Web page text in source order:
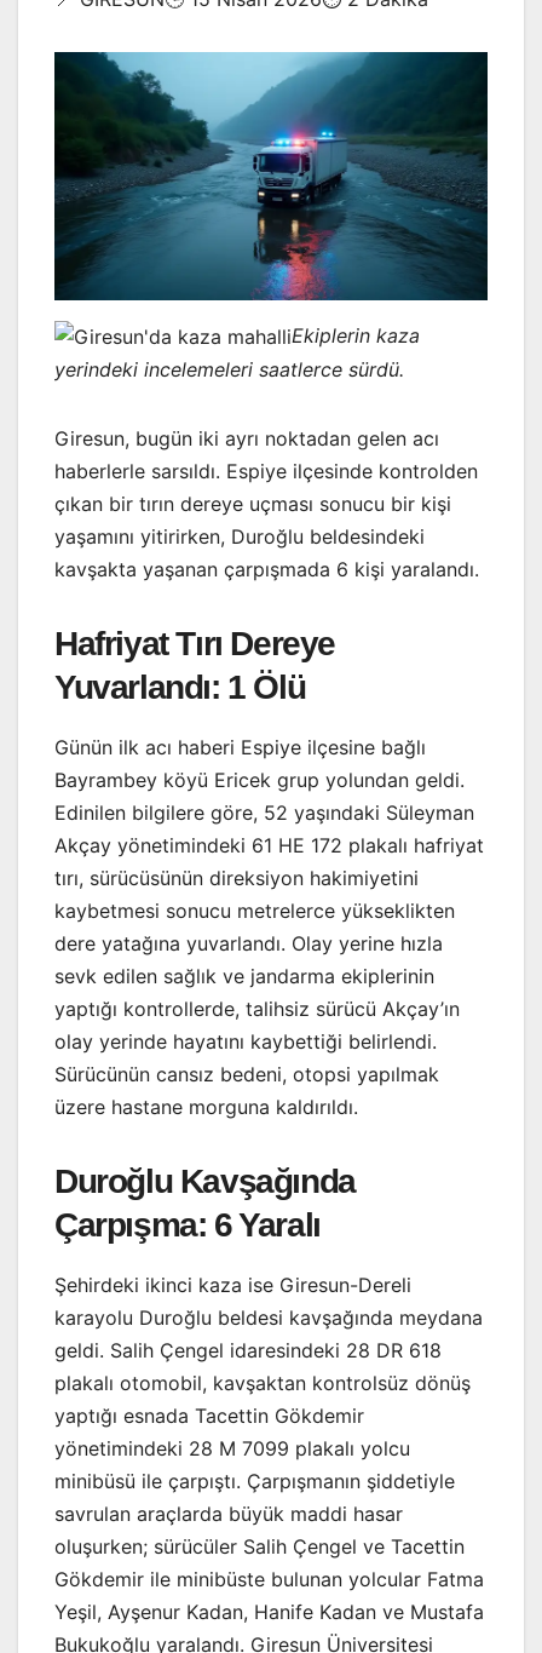
Ekiplerin kaza
yerindeki incelemeleri saatlerce sürdü.
Giresun, bugün iki ayrı noktadan gelen acı
haberlerle sarsıldı. Espiye ilçesinde kontrolden
çıkan bir tırın dereye uçması sonucu bir kişi
yaşamını yitirirken, Duroğlu beldesindeki
kavşakta yaşanan çarpışmada 6 kişi yaralandı.
Hafriyat Tırı Dereye
Yuvarlandı: 1 Ölü
Günün ilk acı haberi Espiye ilçesine bağlı
Bayrambey köyü Ericek grup yolundan geldi.
Edinilen bilgilere göre, 52 yaşındaki Süleyman
Akçay yönetimindeki 61 HE 172 plakalı hafriyat
tırı, sürücüsünün direksiyon hakimiyetini
kaybetmesi sonucu metrelerce yükseklikten
dere yatağına yuvarlandı. Olay yerine hızla
sevk edilen sağlık ve jandarma ekiplerinin
yaptığı kontrollerde, talihsiz sürücü Akçay’ın
olay yerinde hayatını kaybettiği belirlendi.
Sürücünün cansız bedeni, otopsi yapılmak
üzere hastane morguna kaldırıldı.
Duroğlu Kavşağında
Çarpışma: 6 Yaralı
Şehirdeki ikinci kaza ise Giresun-Dereli
karayolu Duroğlu beldesi kavşağında meydana
geldi. Salih Çengel idaresindeki 28 DR 618
plakalı otomobil, kavşaktan kontrolsüz dönüş
yaptığı esnada Tacettin Gökdemir
yönetimindeki 28 M 7099 plakalı yolcu
minibüsü ile çarpıştı. Çarpışmanın şiddetiyle
savrulan araçlarda büyük maddi hasar
oluşurken; sürücüler Salih Çengel ve Tacettin
Gökdemir ile minibüste bulunan yolcular Fatma
Yeşil, Ayşenur Kadan, Hanife Kadan ve Mustafa
Bukukoğlu yaralandı. Giresun Üniversitesi